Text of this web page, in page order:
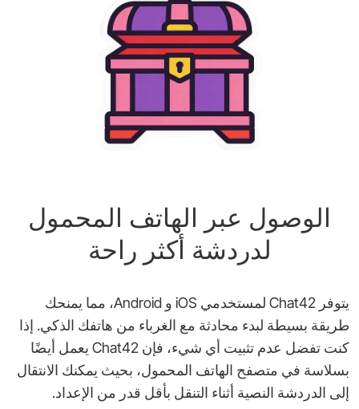
الوصول عبر الهاتف المحمول
لدردشة أكثر راحة
يتوفر Chat42 لمستخدمي iOS و Android، مما يمنحك
طريقة بسيطة لبدء محادثة مع الغرباء من هاتفك الذكي. إذا
كنت تفضل عدم تثبيت أي شيء، فإن Chat42 يعمل أيضًا
بسلاسة في متصفح الهاتف المحمول، بحيث يمكنك الانتقال
إلى الدردشة النصية أثناء التنقل بأقل قدر من الإعداد.